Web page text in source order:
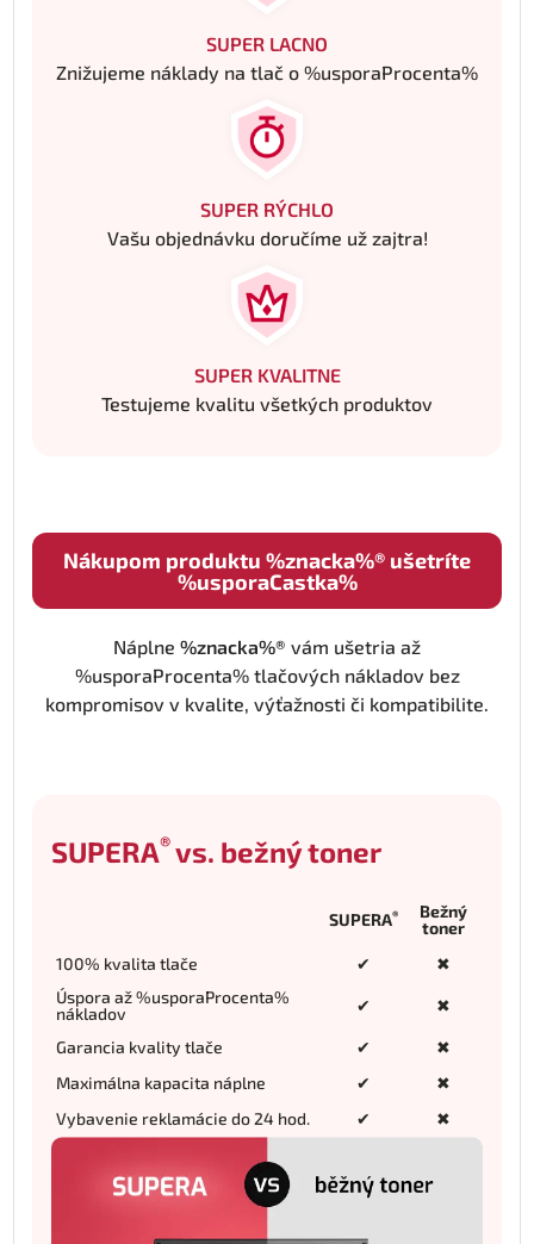
SUPER LACNO
Znižujeme náklady na tlač o %usporaProcenta%
SUPER RÝCHLO
Vašu objednávku doručíme už zajtra!
SUPER KVALITNE
Testujeme kvalitu všetkých produktov
Nákupom produktu %znacka%® ušetríte
%usporaCastka%
Náplne %znacka%® vám ušetria až
%usporaProcenta% tlačových nákladov bez
kompromisov v kvalite, výťažnosti či kompatibilite.
SUPERA®vs. bežný toner
SUPERA®
Bežný
toner
100% kvalita tlače
✔
✖
Úspora až %usporaProcenta%
nákladov
✔ ✖
Garancia kvality tlače ✔
✖
Maximálna kapacita náplne
✔
✖
Vybavenie reklamácie do 24 hod.
✔ ✖